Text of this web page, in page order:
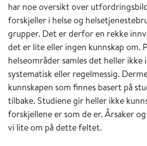
har noe oversikt over
forskjeller i helse og
grupper. Det er derfor en rekke
det er lite eller ingen kunnskap om.
helseområder samles det heller ikke
systematisk eller regelmessig.
kunnskapen som finnes basert på
tilbake. Studiene gir heller ikke
forskjellene er som de er. Årsaker
vi lite om på dette feltet.